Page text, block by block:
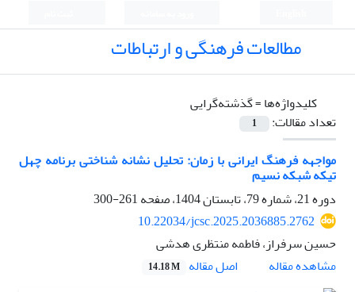
مطالعات فرهنگی و ارتباطات
کلیدواژه‌ها =گذشته‌گرایی
تعداد مقالات:
1
مواجهه فرهنگ ایرانی با زمان: تحلیل نشانه شناختی برنامه چهل
تیکه شبکه نسیم
دوره 21، شماره 79، تابستان 1404، صفحه
261-300
10.22034/jcsc.2025.2036885.2762
حسین سرفراز، فاطمه منتظری هدشی
مشاهده مقاله
اصل مقاله 14.18 M